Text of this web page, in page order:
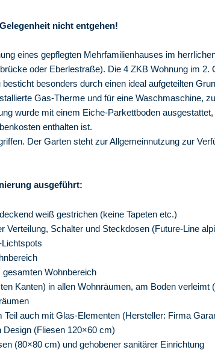
nicht entgehen!
eines gepflegten Mehrfamilienhauses im
oder Eberlestraße). Die 4 ZKB Wohnung im
besonders durch einen ideal aufgeteilten
Gas-Therme und für eine Waschmaschine,
wurde mit einem Eiche-Parkettboden
enthalten ist.
Der Garten steht zur Allgemeinnutzung zur
ausgeführt:
weiß gestrichen (keine Tapeten etc.)
Verteilung, Schalter und Steckdosen (Future-Line
Wohnbereich
Kanten) in allen Wohnräumen, am Boden verleimt
auch mit Glas-Elementen (Hersteller: Firma
(Fliesen 120×60 cm)
(80×80 cm) und gehobener sanitärer Einrichtung